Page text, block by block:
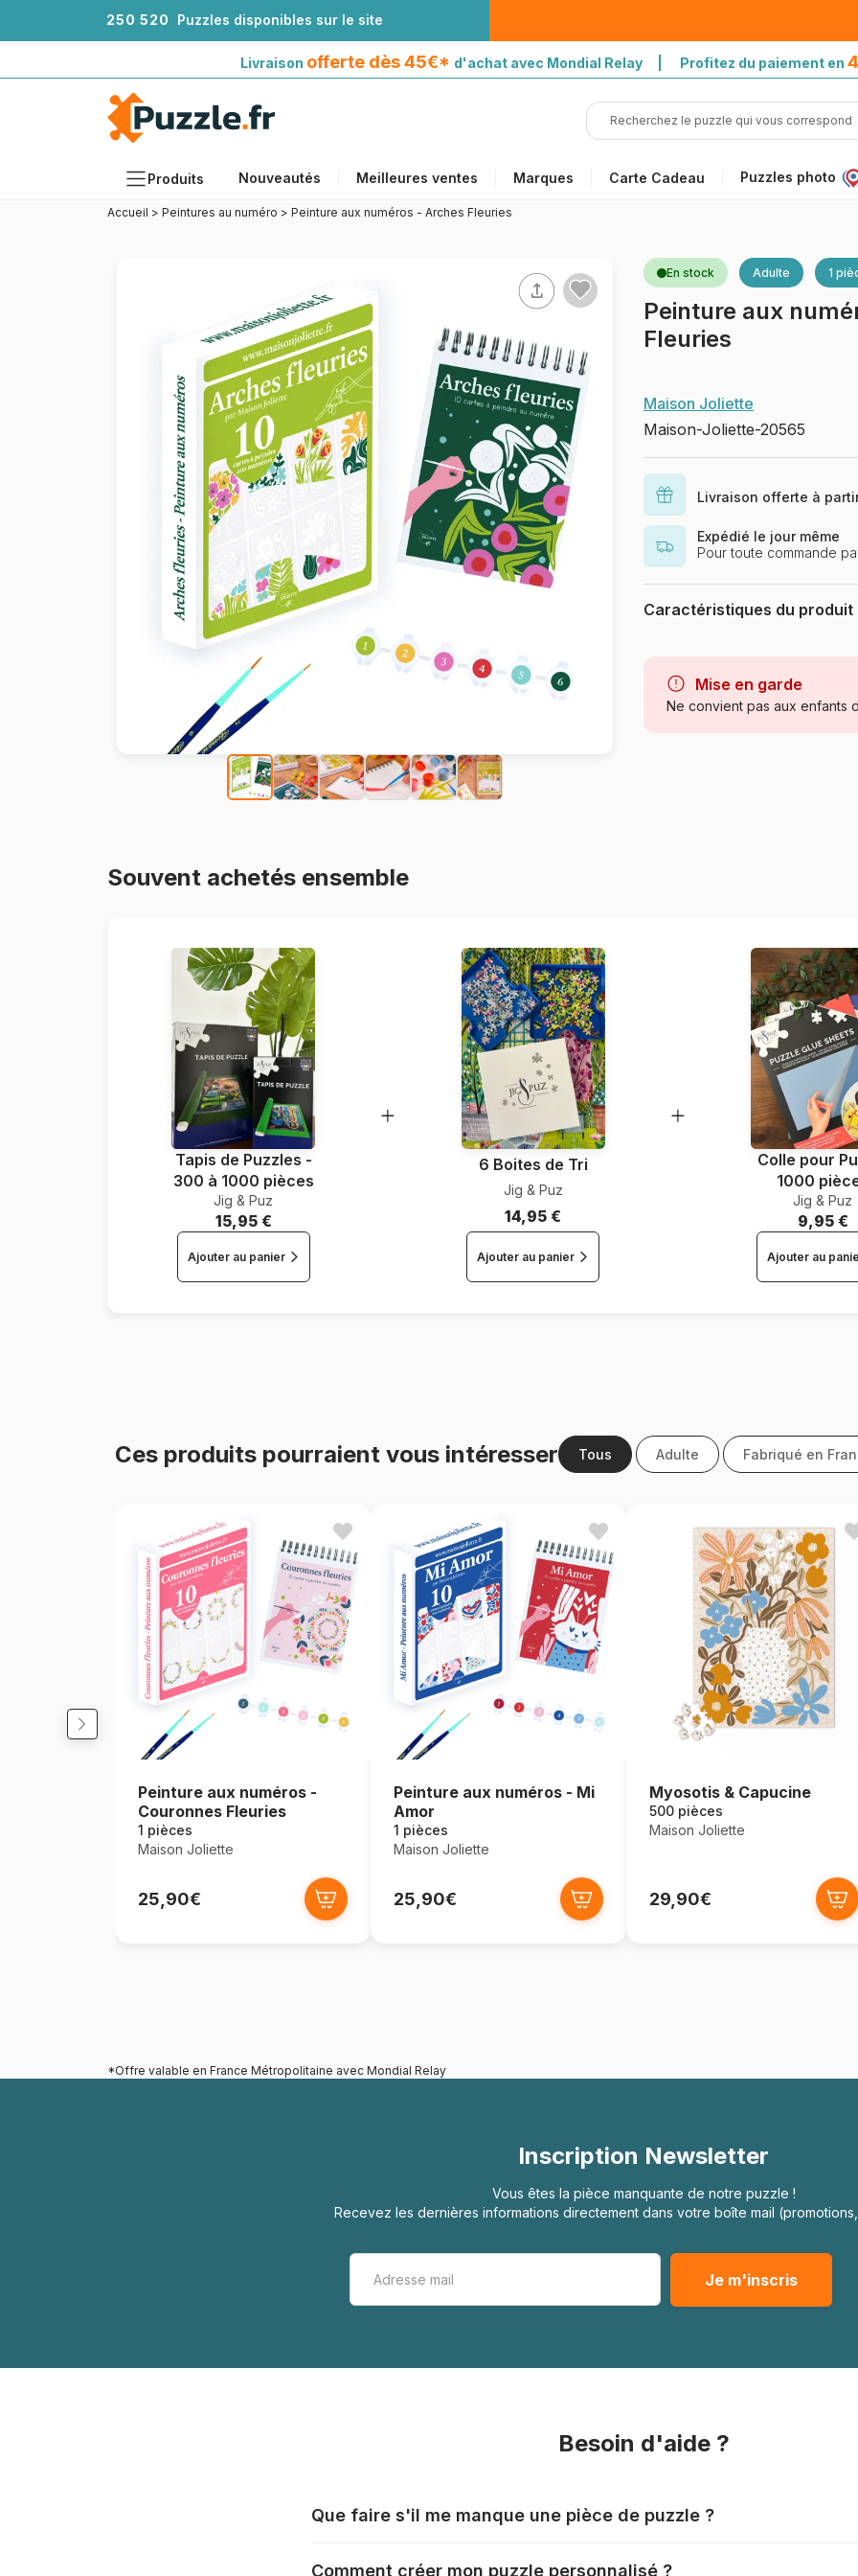
250 520 Puzzles disponibles sur le site
Livraison offerte dès 45€* d'achat avec Mondial Relay | Profitez du paiement en
Produits Nouveautés Meilleures ventes Marques Carte Cadeau Puzzles photo
Accessoires
Puzzles en bois
Peinture au numéro
avec Mondial Relay
Accueil > Peintures au numéro > Peinture aux numéros - Arches Fleuries
En stock Adulte 1
Peinture aux
Fleuries
Maison Joliette
Maison-Joliette-20565
Livraison offerte à
Expédié le jour même
Pour toute commande
Caractéristiques du produit
Catégorie
Age
Mise en garde
Ne convient pas aux enfants
Souvent achetés ensemble
Tapis de Puzzles -
300 à 1000 pièces
Jig & Puz
15,95 €
Ajouter au panier
6 Boites de Tri
Jig & Puz
14,95 €
Ajouter au panier
Colle pour
1000
Jig & Puz
9,95 €
Ajouter au
Ces produits pourraient vous intéresser Tous Adulte Fabriqué en
Peinture aux numéros -
Couronnes Fleuries
1 pièces
Maison Joliette
25,90€
Peinture aux numéros - Mi
Amor
1 pièces
Maison Joliette
25,90€
Myosotis & Capucine
500 pièces
Maison Joliette
29,90€
*Offre valable en France Métropolitaine avec Mondial Relay
Inscription Newsletter
Vous êtes la pièce manquante de notre puzzle !
Recevez les dernières informations directement dans votre boîte mail
Besoin d'aide ?
Que faire s'il me manque une pièce de puzzle ?
Comment créer mon puzzle personnalisé ?